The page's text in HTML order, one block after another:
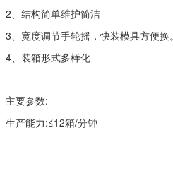
2、结构简单维护简洁
3、宽度调节手轮摇，快装模具方便换。
4、装箱形式多样化
主要参数:
生产能力:≤12箱/分钟